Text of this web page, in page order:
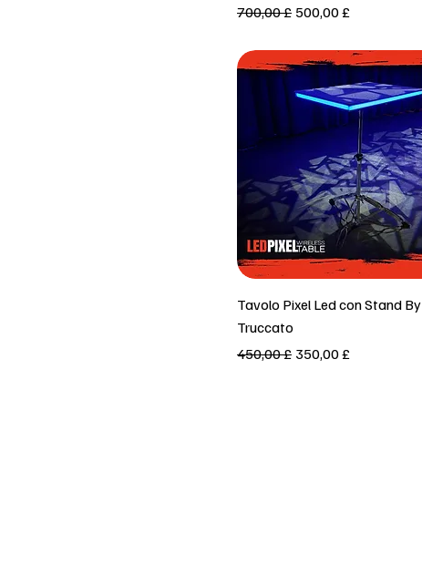
Prezzo regolare
700,00 £ Prezzo scontato
500,00 £
Vista rapida
Tavolo Pixel Led con Stand By
Truccato
Prezzo regolare
450,00 £ Prezzo scontato
350,00 £